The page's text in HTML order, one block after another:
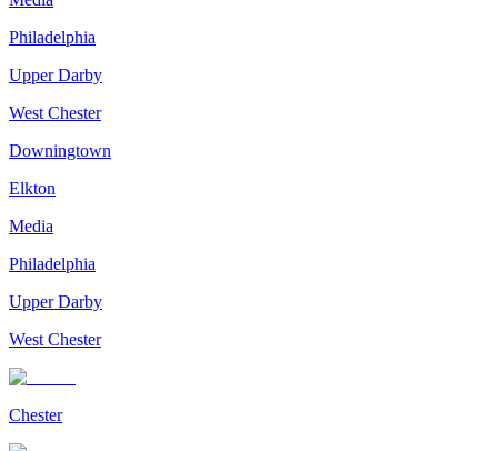
Philadelphia
Upper Darby
West Chester
Downingtown
Elkton
Media
Philadelphia
Upper Darby
West Chester
Chester